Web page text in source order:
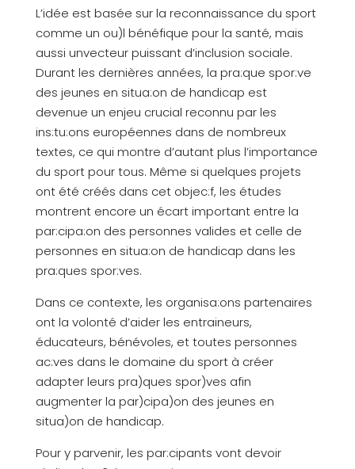
L’idée est basée sur la reconnaissance du sport
comme un ou)l bénéfique pour la santé, mais
aussi unvecteur puissant d’inclusion sociale.
Durant les dernières années, la pra:que spor:ve
des jeunes en situa:on de handicap est
devenue un enjeu crucial reconnu par les
ins:tu:ons européennes dans de nombreux
textes, ce qui montre d’autant plus l’importance
du sport pour tous. Même si quelques projets
ont été créés dans cet objec:f, les études
montrent encore un écart important entre la
par:cipa:on des personnes valides et celle de
personnes en situa:on de handicap dans les
pra:ques spor:ves.
Dans ce contexte, les organisa:ons partenaires
ont la volonté d’aider les entraineurs,
éducateurs, bénévoles, et toutes personnes
ac:ves dans le domaine du sport à créer
adapter leurs pra)ques spor)ves afin
augmenter la par)cipa)on des jeunes en
situa)on de handicap.
Pour y parvenir, les par:cipants vont devoir